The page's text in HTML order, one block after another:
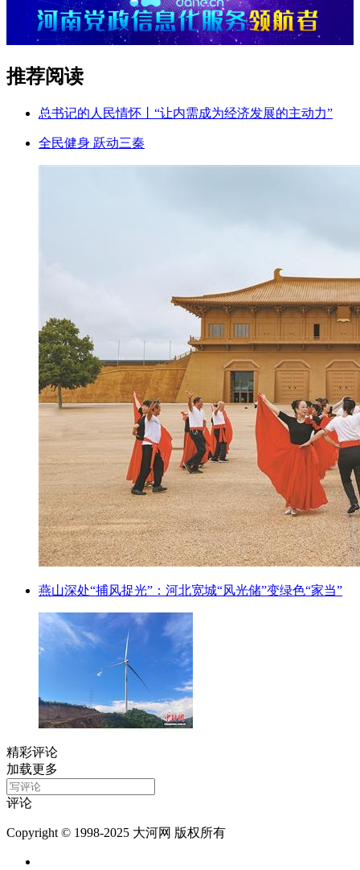
推荐阅读
总书记的人民情怀丨“让内需成为经济发展的主动力”
全民健身 跃动三秦
燕山深处“捕风捉光”：河北宽城“风光储”变绿色“家当”
精彩评论
加载更多
评论
Copyright © 1998-2025 大河网 版权所有